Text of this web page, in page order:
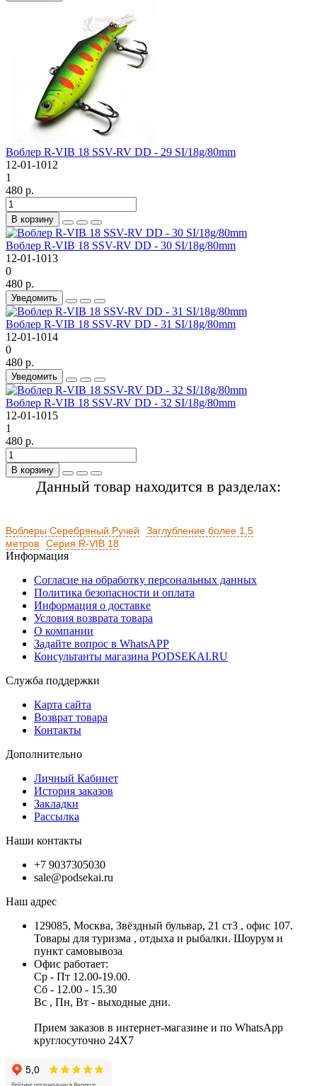
Воблер R-VIB 18 SSV-RV DD - 29 SI/18g/80mm
12-01-1012
1
480 р.
В корзину
Воблер R-VIB 18 SSV-RV DD - 30 SI/18g/80mm
12-01-1013
0
480 р.
Уведомить
Воблер R-VIB 18 SSV-RV DD - 31 SI/18g/80mm
12-01-1014
0
480 р.
Уведомить
Воблер R-VIB 18 SSV-RV DD - 32 SI/18g/80mm
12-01-1015
1
480 р.
В корзину
Данный товар находится в разделах:
Воблеры Серебряный Ручей
Заглубление более 1,5
метров
Серия R-VIB 18
Информация
Согласие на обработку персональных данных
Политика безопасности и оплата
Информация о доставке
Условия возврата товара
О компании
Задайте вопрос в WhatsAPP
Консультанты магазина PODSEKAI.RU
Служба поддержки
Карта сайта
Возврат товара
Контакты
Дополнительно
Личный Кабинет
История заказов
Закладки
Рассылка
Наши контакты
+7 9037305030
sale@podsekai.ru
Наш адрес
129085, Москва, Звёздный бульвар, 21 ст3 , офис 107.
Товары для туризма , отдыха и рыбалки. Шоурум и
пункт самовывоза
Офис работает:
Ср - Пт 12.00-19.00.
Сб - 12.00 - 15.30
Вс , Пн, Вт - выходные дни.
Прием заказов в интернет-магазине и по WhatsApp
круглосуточно 24X7